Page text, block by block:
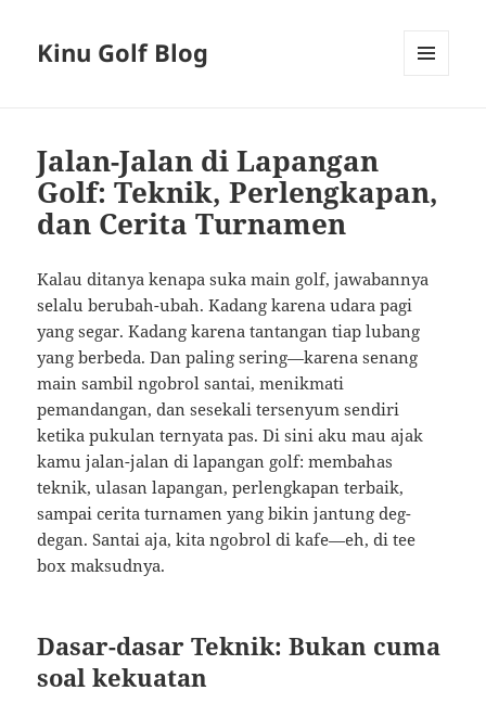
Kinu Golf Blog
Jalan-Jalan di Lapangan
Golf: Teknik, Perlengkapan,
dan Cerita Turnamen
Kalau ditanya kenapa suka main golf, jawabannya
selalu berubah-ubah. Kadang karena udara pagi
yang segar. Kadang karena tantangan tiap lubang
yang berbeda. Dan paling sering—karena senang
main sambil ngobrol santai, menikmati
pemandangan, dan sesekali tersenyum sendiri
ketika pukulan ternyata pas. Di sini aku mau ajak
kamu jalan-jalan di lapangan golf: membahas
teknik, ulasan lapangan, perlengkapan terbaik,
sampai cerita turnamen yang bikin jantung deg-
degan. Santai aja, kita ngobrol di kafe—eh, di tee
box maksudnya.
Dasar-dasar Teknik: Bukan cuma
soal kekuatan